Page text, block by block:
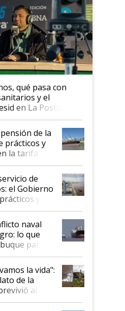
qué pasa con
y el
en La Posta
de la
prácticos y
la tarifa de
de
el Gobierno
y
de
naval
lo que
parado
Argentina
la vida":
de la
al